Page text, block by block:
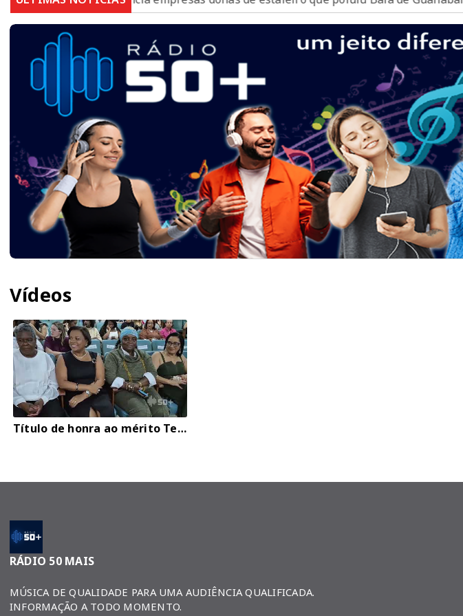
Vídeos
Título de honra ao mérito Tereza de Benguela
RÁDIO 50 MAIS
MÚSICA DE QUALIDADE PARA UMA AUDIÊNCIA QUALIFICADA.
INFORMAÇÃO A TODO MOMENTO.